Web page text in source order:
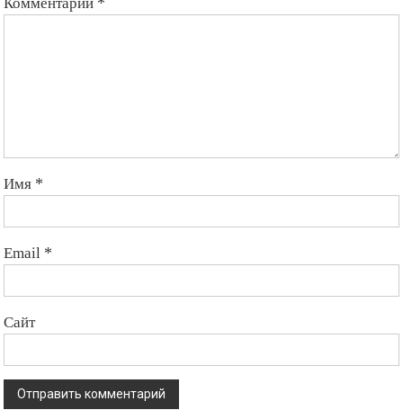
Имя *
Email *
Сайт